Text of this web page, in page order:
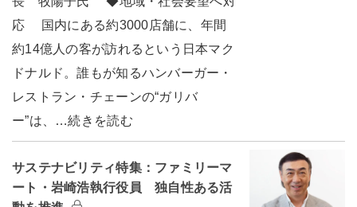
応 国内にある約3000店舗に、年間
約14億人の客が訪れるという日本マク
ドナルド。誰もが知るハンバーガー・
レストラン・チェーンの“ガリバ
ー”は、…続きを読む
サステナビリティ特集：ファミリーマ
ート・岩崎浩執行役員 独自性ある活